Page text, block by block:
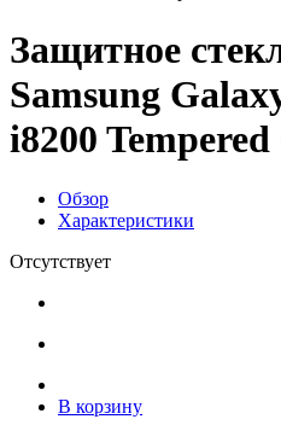
Защитное
Samsung
i8200 Tempered
Обзор
Характеристики
Отсутствует
В корзину